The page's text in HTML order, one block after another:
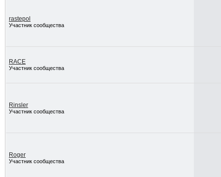
rastepol
Участник сообщества
RACE
Участник сообщества
Rinsler
Участник сообщества
Roger
Участник сообщества